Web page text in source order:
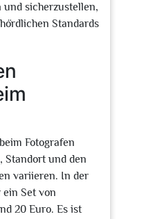
und sicherzustellen,
Standards
Fotografen
Standort und den
variieren. In der
ein Set von
20 Euro. Es ist